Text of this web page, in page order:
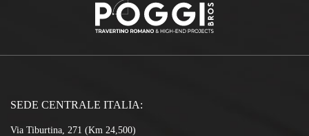
SEDE CENTRALE ITALIA:
Via Tiburtina, 271 (Km 24,500)